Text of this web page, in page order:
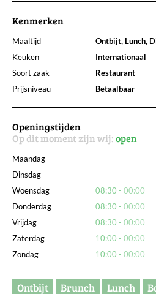
Kenmerken
Maaltijd
Ontbijt, Lunch,
Keuken
Internationaal
Soort zaak
Restaurant
Prijsniveau
Betaalbaar
Openingstijden
Op dit moment zijn wij:open
Maandag
Dinsdag
Woensdag
08:30
00:00
Donderdag
08:30
00:00
Vrijdag
08:30
00:00
Zaterdag
10:00
00:00
Zondag
10:00 00:00
Ontbijt Brunch Lunch